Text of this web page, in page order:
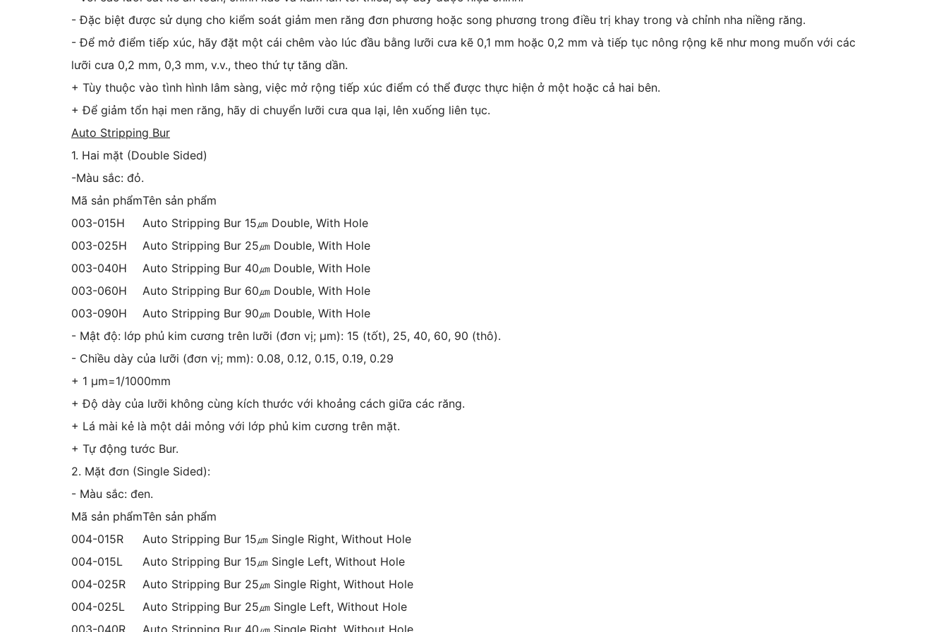
- Đặc biệt được sử dụng cho kiểm soát giảm men răng đơn phương hoặc song phương trong điều trị khay trong và chỉnh nha niềng răng.
- Để mở điểm tiếp xúc, hãy đặt một cái chêm vào lúc đầu bằng lưỡi cưa kẽ 0,1 mm hoặc 0,2 mm và tiếp tục nông rộng kẽ như mong muốn với các
lưỡi cưa 0,2 mm, 0,3 mm, v.v., theo thứ tự tăng dần.
+ Tùy thuộc vào tình hình lâm sàng, việc mở rộng tiếp xúc điểm có thể được thực hiện ở một hoặc cả hai bên.
+ Để giảm tổn hại men răng, hãy di chuyển lưỡi cưa qua lại, lên xuống liên tục.
Auto Stripping Bur
1. Hai mặt (Double Sided)
-Màu sắc: đỏ.
Mã sản phẩmTên sản phẩm
003-015H
Auto Stripping Bur 15㎛ Double, With Hole
003-025H
Auto Stripping Bur 25㎛ Double, With Hole
003-040H
Auto Stripping Bur 40㎛ Double, With Hole
003-060H
Auto Stripping Bur 60㎛ Double, With Hole
003-090H
Auto Stripping Bur 90㎛ Double, With Hole
- Mật độ: lớp phủ kim cương trên lưỡi (đơn vị; µm): 15 (tốt), 25, 40, 60, 90 (thô).
- Chiều dày của lưỡi (đơn vị; mm): 0.08, 0.12, 0.15, 0.19, 0.29
+ 1 µm=1/1000mm
+ Độ dày của lưỡi không cùng kích thước với khoảng cách giữa các răng.
+ Lá mài kẻ là một dải mỏng với lớp phủ kim cương trên mặt.
+ Tự động tước Bur.
2. Mặt đơn (Single Sided):
- Màu sắc: đen.
Mã sản phẩmTên sản phẩm
004-015R
Auto Stripping Bur 15㎛ Single Right, Without Hole
004-015L
Auto Stripping Bur 15㎛ Single Left, Without Hole
004-025R
Auto Stripping Bur 25㎛ Single Right, Without Hole
004-025L
Auto Stripping Bur 25㎛ Single Left, Without Hole